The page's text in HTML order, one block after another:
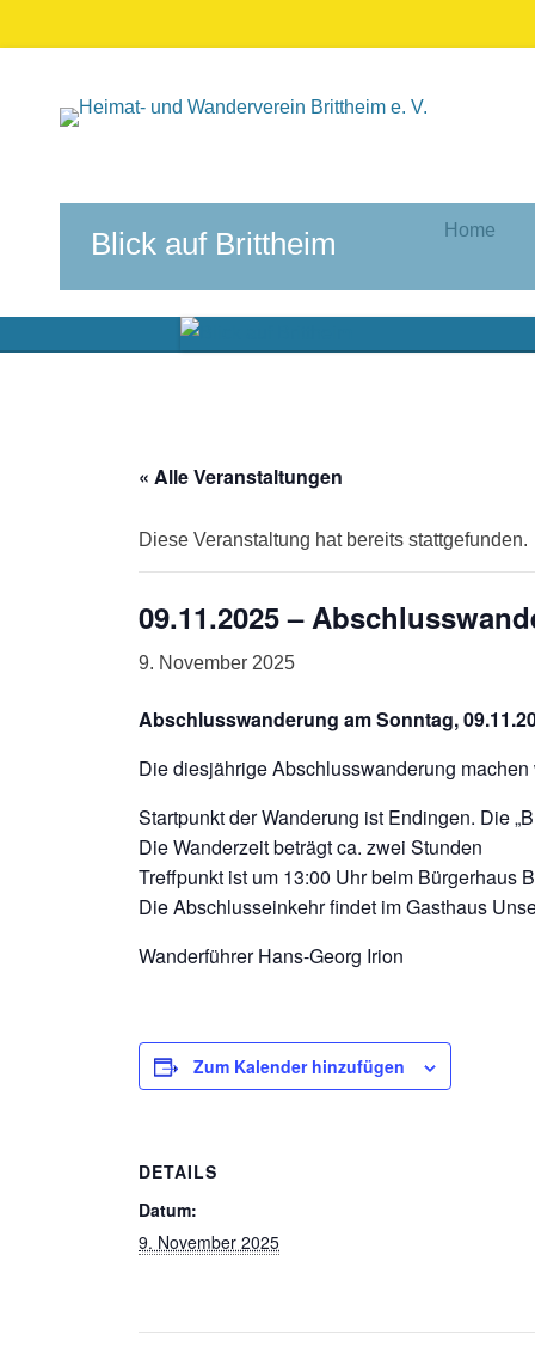
Home
Blick auf Brittheim
« Alle Veranstaltungen
Diese Veranstaltung hat bereits stattgefunden.
09.11.2025 –
9. November 2025
Abschlusswanderung am Sonntag,
Die diesjährige Abschlusswanderung
Startpunkt der Wanderung ist Endingen. Die
Die Wanderzeit beträgt ca. zwei Stunden
Treffpunkt ist um 13:00 Uhr beim Bürgerhaus
Die Abschlusseinkehr findet im Gasthaus
Wanderführer Hans-Georg Irion
Zum Kalender hinzufügen
DETAILS
Datum:
9. November 2025